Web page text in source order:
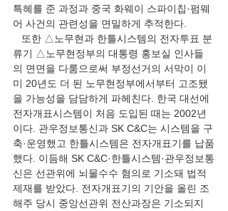
특혜를 준 과정과 중국 화웨이 스파이칩·펌웨
어 사건의 관련성을 면밀하게 추적한다.
또한 △노무현과 한틀시스템의 전자투표 분
류기 △노무현정부의 대통령 홍보실 인사들
의 면면을 다룸으로써 부정선거의 서막이 이
미 20년도 더 된 노무현정부에서부터 고조됐
을 가능성을 담담하게 파헤친다. 한국 대선에
전자개표시스템이 처음 도입된 때는 2002년
이다. 관우정보통신과 SK C&C는 시스템을 구
축·운영했고 한틀시스템은 전자개표기를 납품
했다. 이듬해 SK C&C·한틀시스템·관우정보통
신은 선관위에 뇌물수수 혐의로 기소돼 법적
제재를 받았다. 전자개표기의 기안을 올린 조
해주 당시 중앙선관위 전산과장은 기소되지